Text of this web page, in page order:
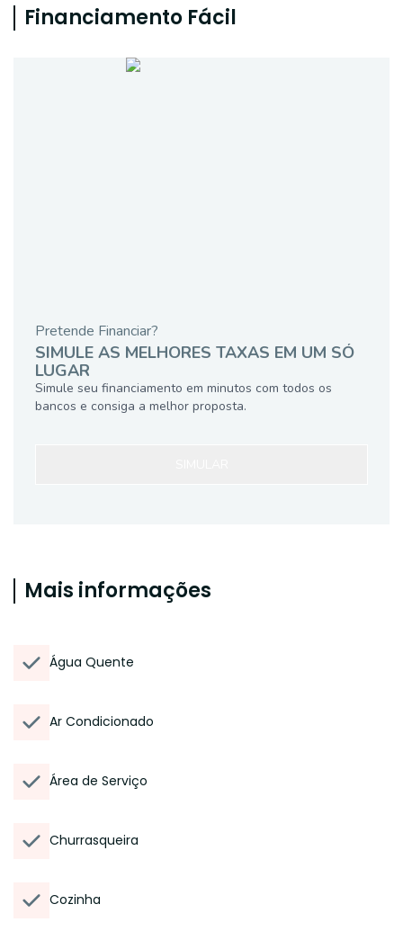
Financiamento Fácil
Pretende Financiar?
SIMULE AS MELHORES TAXAS EM UM SÓ
LUGAR
Simule seu financiamento em minutos com todos os
bancos e consiga a melhor proposta.
Mais informações
Água Quente
Ar Condicionado
Área de Serviço
Churrasqueira
Cozinha